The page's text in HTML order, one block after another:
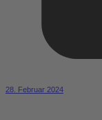
28. Februar 2024